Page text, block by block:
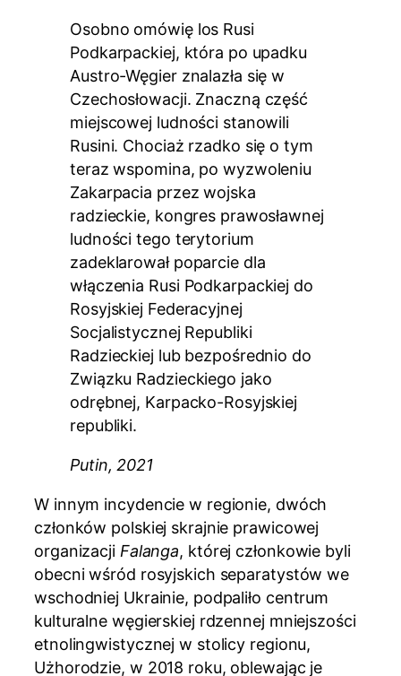
Osobno omówię los Rusi
Podkarpackiej, która po upadku
Austro-Węgier znalazła się w
Czechosłowacji. Znaczną część
miejscowej ludności stanowili
Rusini. Chociaż rzadko się o tym
teraz wspomina, po wyzwoleniu
Zakarpacia przez wojska
radzieckie, kongres prawosławnej
ludności tego terytorium
zadeklarował poparcie dla
włączenia Rusi Podkarpackiej do
Rosyjskiej Federacyjnej
Socjalistycznej Republiki
Radzieckiej lub bezpośrednio do
Związku Radzieckiego jako
odrębnej, Karpacko-Rosyjskiej
republiki.
Putin, 2021
W innym incydencie w regionie, dwóch
członków polskiej skrajnie prawicowej
organizacji Falanga, której członkowie byli
obecni wśród rosyjskich separatystów we
wschodniej Ukrainie, podpaliło centrum
kulturalne węgierskiej rdzennej mniejszości
etnolingwistycznej w stolicy regionu,
Użhorodzie, w 2018 roku, oblewając je